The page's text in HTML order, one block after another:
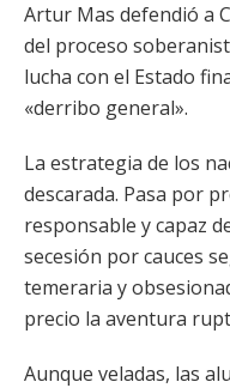
Artur Mas defendió a
del proceso
lucha con el Estado
«derribo general».
La estrategia de los
descarada. Pasa por
responsable y capaz
secesión por cauces
temeraria y
precio la aventura
Aunque veladas, las